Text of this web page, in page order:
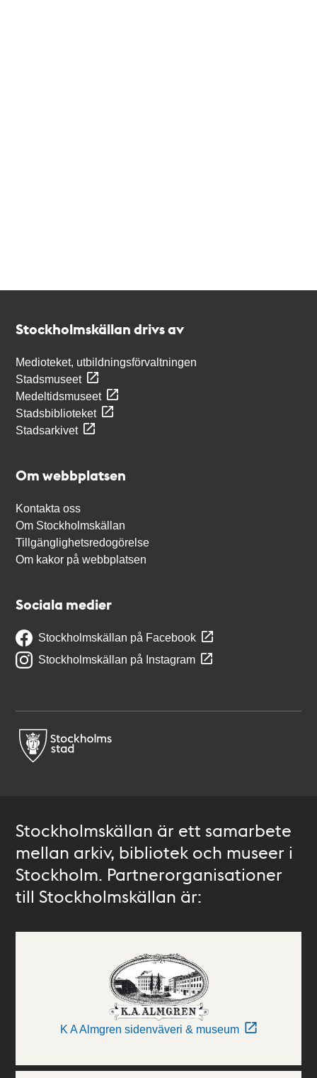
Stockholmskällan drivs av
Medioteket, utbildningsförvaltningen
Stadsmuseet
Medeltidsmuseet
Stadsbiblioteket
Stadsarkivet
Om webbplatsen
Kontakta oss
Om Stockholmskällan
Tillgänglighetsredogörelse
Om kakor på webbplatsen
Sociala medier
Stockholmskällan på Facebook
Stockholmskällan på Instagram
Stockholmskällan är ett samarbete
mellan arkiv, bibliotek och museer i
Stockholm. Partnerorganisationer
till Stockholmskällan är:
K A Almgren sidenväveri & museum